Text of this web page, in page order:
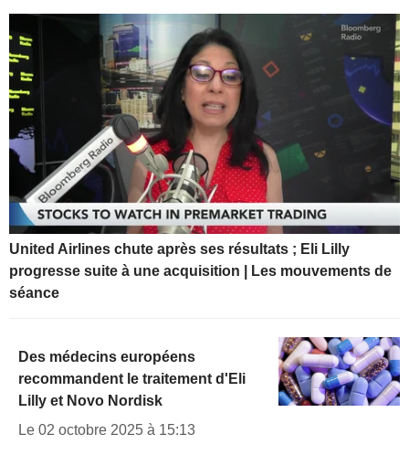
United Airlines chute après ses résultats ; Eli Lilly
progresse suite à une acquisition | Les mouvements de
séance
Des médecins européens
recommandent le traitement d'Eli
Lilly et Novo Nordisk
Le 02 octobre 2025 à 15:13